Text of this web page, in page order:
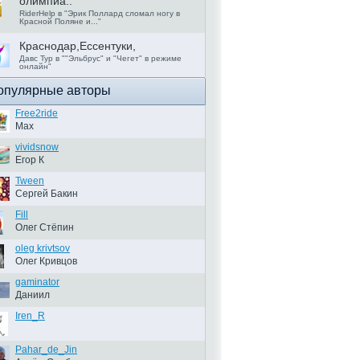
RiderHelp в "Эрик Поллард сломал ногу в
Красной Поляне и..."
Краснодар,­Ессентуки,
Давс Тур в ""Эльбрус" и "Чегет" в режиме
онлайн"
авторы
Free2ride
Max
vividsnow
Егор К
Tween
Сергей Бакин
Fill
Олег Стёпин
oleg krivtsov
Олег Кривцов
gaminator
Даниил
Iren_R
Pahar_de_Jin